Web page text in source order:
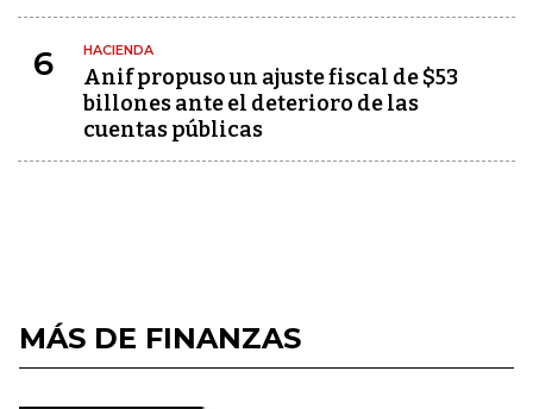
6 HACIENDA
Anif propuso un ajuste fiscal de $53
billones ante el deterioro de las
cuentas públicas
MÁS DE FINANZAS